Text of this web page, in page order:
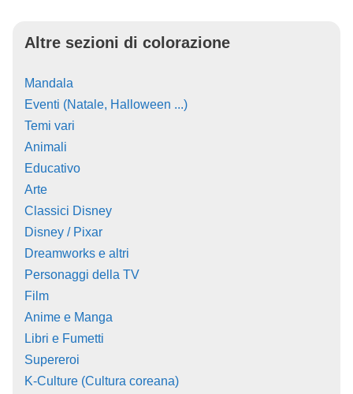
Altre sezioni di colorazione
Mandala
Eventi (Natale, Halloween ...)
Temi vari
Animali
Educativo
Arte
Classici Disney
Disney / Pixar
Dreamworks e altri
Personaggi della TV
Film
Anime e Manga
Libri e Fumetti
Supereroi
K-Culture (Cultura coreana)